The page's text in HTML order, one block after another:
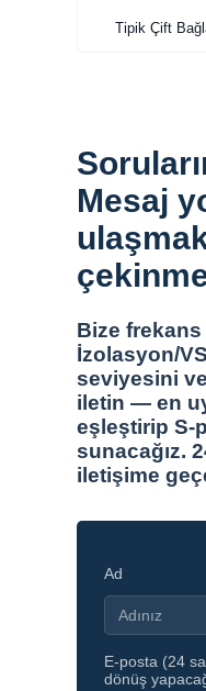
Tipik Çift
Mesaj
Bize frekans
İzolasyon/
seviyesini
iletin — en
eşleştirip S-
sunacağız.
iletişime
Ad
E-posta (24
dönüş